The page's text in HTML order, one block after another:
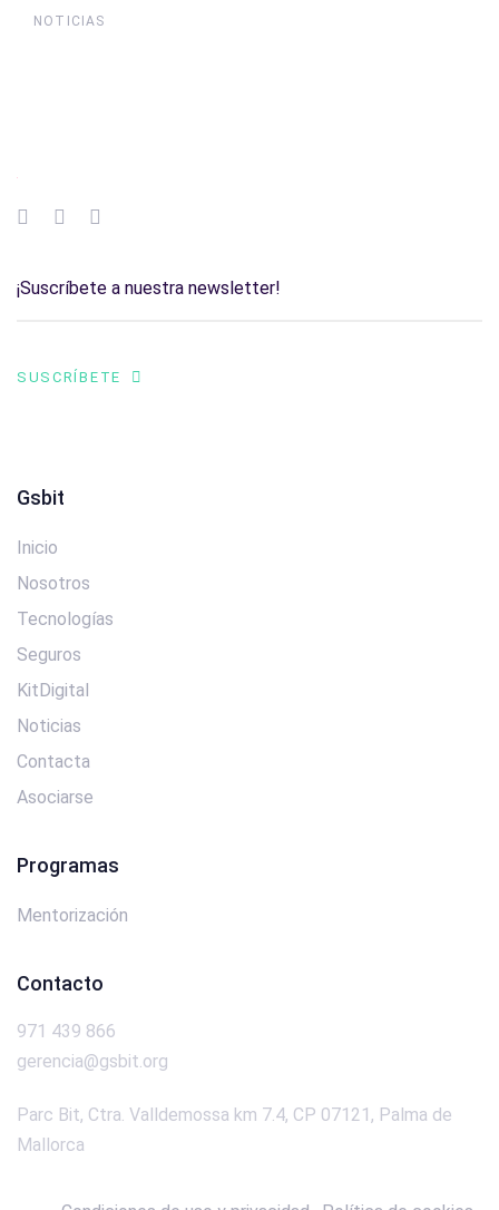
NOTICIAS
SUSCRÍBETE
Gsbit
Inicio
Nosotros
Tecnologías
Seguros
KitDigital
Noticias
Contacta
Asociarse
Programas
Mentorización
Contacto
971 439 866
gerencia@gsbit.org
Parc Bit, Ctra. Valldemossa km 7.4, CP 07121, Palma de
Mallorca